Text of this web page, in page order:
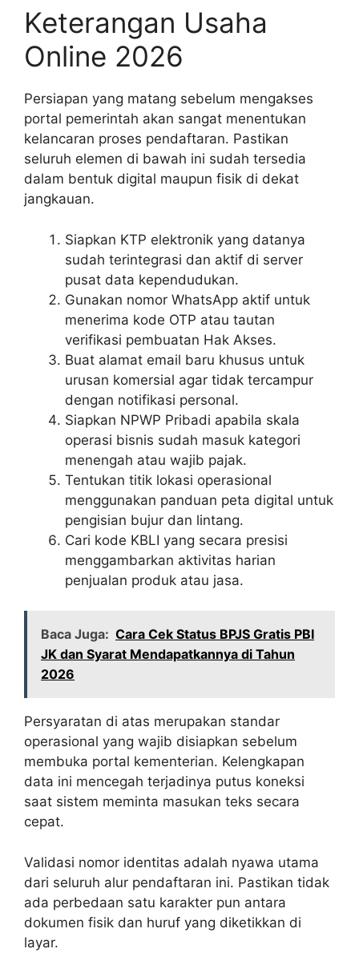
Keterangan Usaha
Online 2026
Persiapan yang matang sebelum mengakses
portal pemerintah akan sangat menentukan
kelancaran proses pendaftaran. Pastikan
seluruh elemen di bawah ini sudah tersedia
dalam bentuk digital maupun fisik di dekat
jangkauan.
Siapkan KTP elektronik yang datanya
sudah terintegrasi dan aktif di server
pusat data kependudukan.
Gunakan nomor WhatsApp aktif untuk
menerima kode OTP atau tautan
verifikasi pembuatan Hak Akses.
Buat alamat email baru khusus untuk
urusan komersial agar tidak tercampur
dengan notifikasi personal.
Siapkan NPWP Pribadi apabila skala
operasi bisnis sudah masuk kategori
menengah atau wajib pajak.
Tentukan titik lokasi operasional
menggunakan panduan peta digital untuk
pengisian bujur dan lintang.
Cari kode KBLI yang secara presisi
menggambarkan aktivitas harian
penjualan produk atau jasa.
Baca Juga: Cara Cek Status BPJS Gratis PBI
JK dan Syarat Mendapatkannya di Tahun
2026
Persyaratan di atas merupakan standar
operasional yang wajib disiapkan sebelum
membuka portal kementerian. Kelengkapan
data ini mencegah terjadinya putus koneksi
saat sistem meminta masukan teks secara
cepat.
Validasi nomor identitas adalah nyawa utama
dari seluruh alur pendaftaran ini. Pastikan tidak
ada perbedaan satu karakter pun antara
dokumen fisik dan huruf yang diketikkan di
layar.